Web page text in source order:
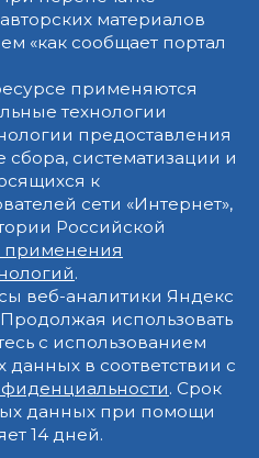
материалов
«как сообщает портал
применяются
технологии
предоставления
систематизации и
к
сети «Интернет»,
Российской
применения
.
веб-аналитики Яндекс
использовать
с использованием
в соответствии с
. Срок
данных при помощи
14 дней.